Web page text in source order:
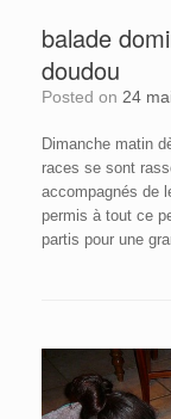
balade
doudou
Posted on 24
Dimanche matin
races se sont
accompagnés de
permis à tout ce
partis pour une